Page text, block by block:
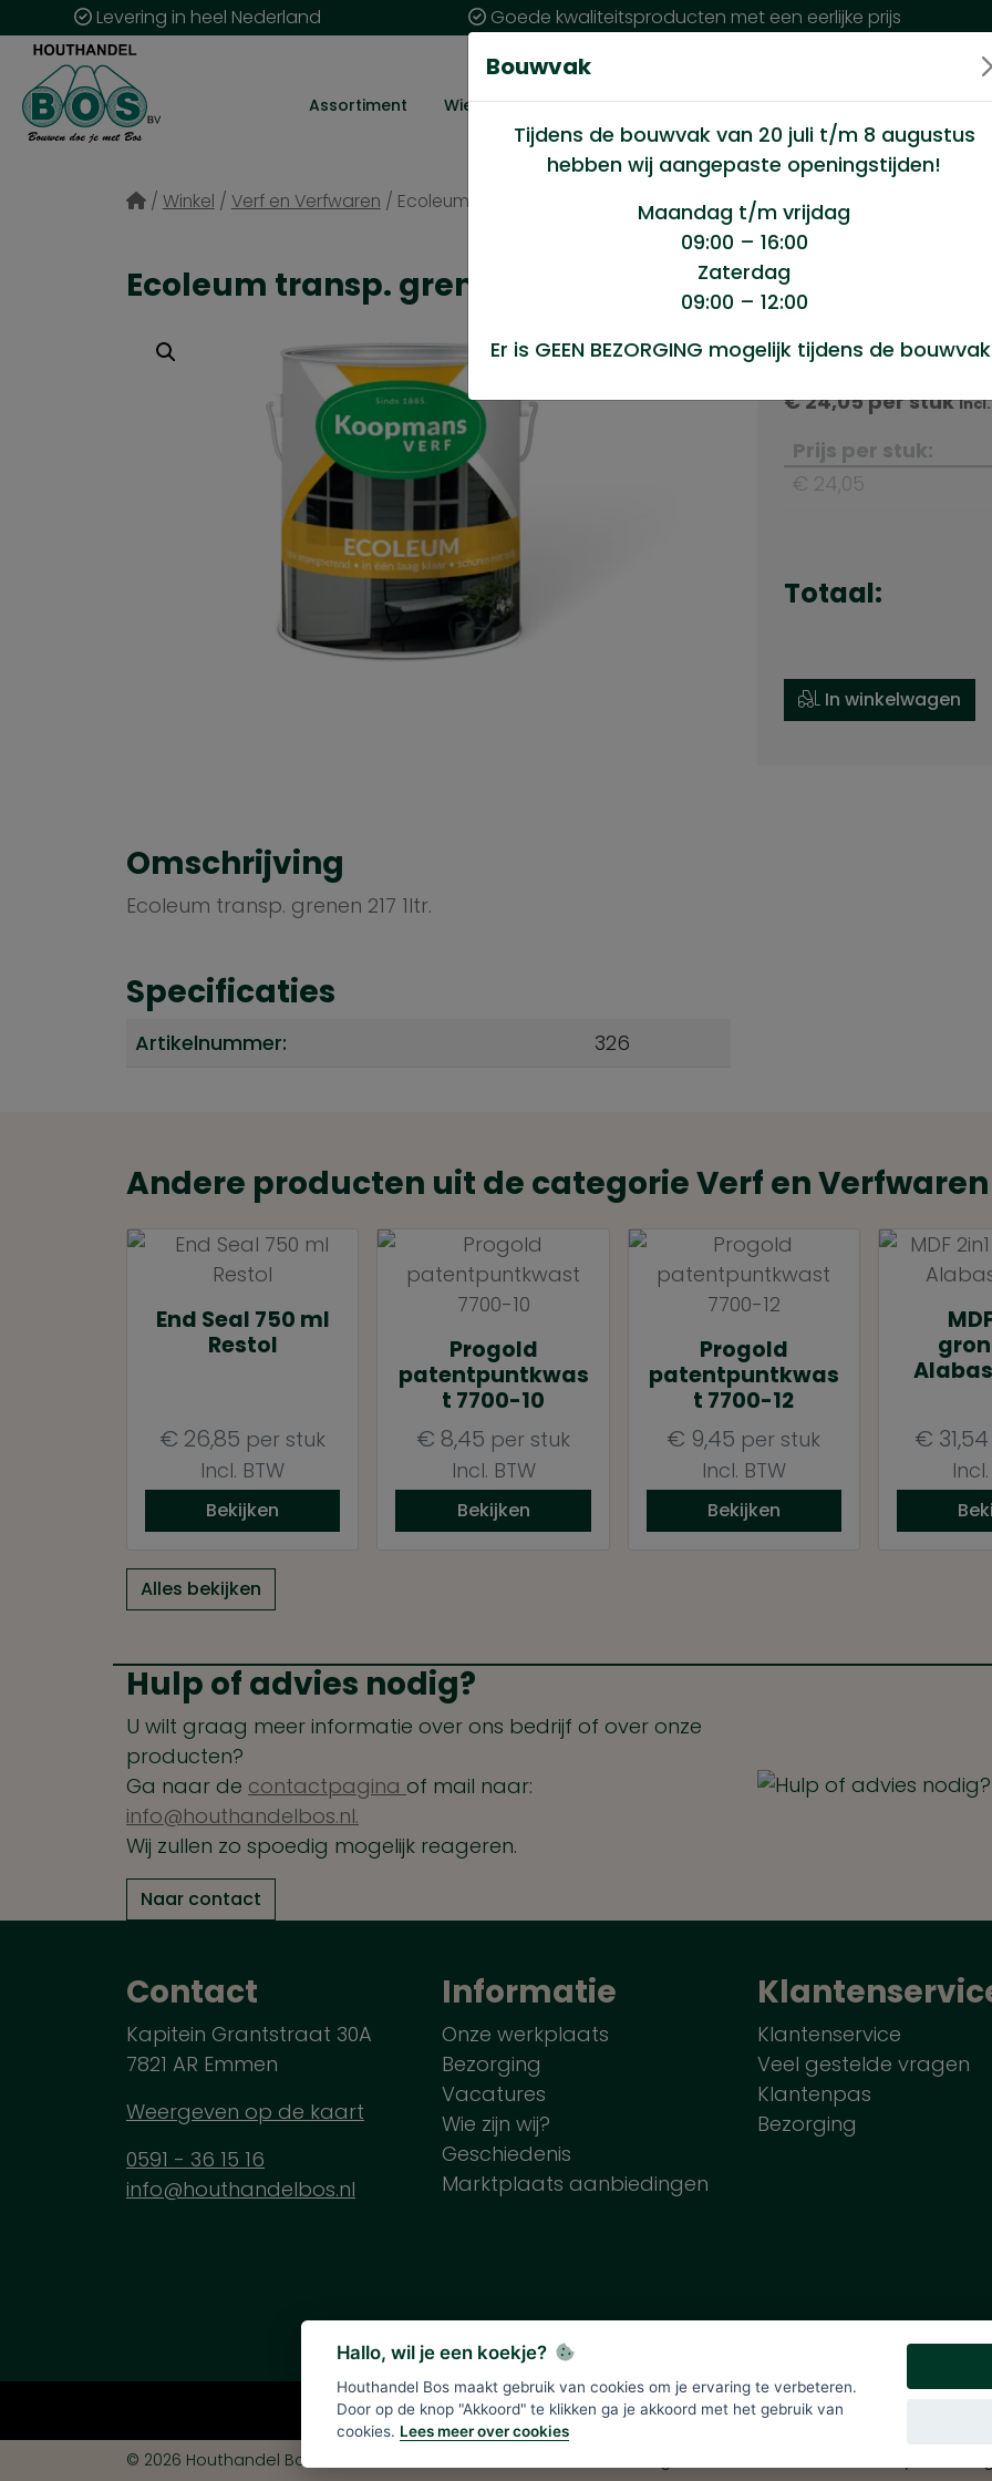
Levering in heel Nederland Goede kwaliteitsproducten met een eerlijke prijs
Assortiment Wie zijn wij? Klantenservice Nieuws
/ Winkel / Verf en Verfwaren / Ecoleum transp. grenen 217 1ltr.
Ecoleum transp. grenen 217 1ltr.
Product
Ecoleum transp.
€24,05per stukIncl.
Prijs per stuk:
€ 24,05
Totaal:
In winkelwagen
Omschrijving
Ecoleum transp. grenen 217 1ltr.
Specificaties
Artikelnummer: 326
Andere producten uit de categorie Verf en Verfwaren
End Seal 750 ml
Restol
€ 26,85 per stuk
Incl. BTW
Bekijken
Progold
patentpuntkwas
t 7700-10
€ 8,45 per stuk
Incl. BTW
Bekijken
Progold
patentpuntkwas
t 7700-12
€ 9,45 per stuk
Incl. BTW
Bekijken
€ 31,54
Alles bekijken
Hulp of advies nodig?
U wilt graag meer informatie over ons bedrijf of over onze
producten?
Ga naar de contactpagina of mail naar:
info@houthandelbos.nl.
Wij zullen zo spoedig mogelijk reageren.
Naar contact
Contact
Kapitein Grantstraat 30A
7821 AR Emmen
Weergeven op de kaart
0591 - 36 15 16
info@houthandelbos.nl
Informatie
Onze werkplaats
Bezorging
Vacatures
Wie zijn wij?
Geschiedenis
Marktplaats aanbiedingen
Klantenservice
Veel gestelde vragen
Klantenpas
Bezorging
Alle vermelde prijzen zijn onder voorbehoud en incl. 21% BTW. Tenzij
© 2026 Houthandel Bos
Bouwvak
Tijdens de bouwvak van 20 juli t/m 8 augustus
hebben wij aangepaste openingstijden!
Maandag t/m vrijdag
09:00 – 16:00
Zaterdag
09:00 – 12:00
Er is GEEN BEZORGING mogelijk tijdens de
Hallo, wil je een koekje?
Houthandel Bos maakt gebruik van cookies om je ervaring te verbeteren.
Door op de knop "Akkoord" te klikken ga je akkoord met het gebruik van
cookies. Lees meer over cookies